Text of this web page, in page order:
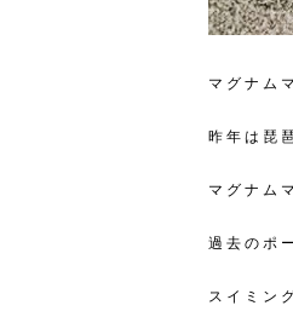
マグナム
昨年は琵
マグナム
過去のポ
スイミン